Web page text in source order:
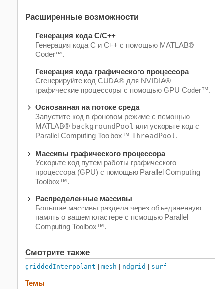
Расширенные возможности
Генерация кода C/C++
Генерация кода C и C++ с помощью MATLAB®
Coder™.
Генерация кода графического процессора
Сгенерируйте код CUDA® для NVIDIA®
графические процессоры с помощью GPU Coder™.
Основанная на потоке среда
Запустите код в фоновом режиме с помощью
MATLAB® backgroundPool или ускорьте код с
Parallel Computing Toolbox™ ThreadPool .
Массивы графического процессора
Ускорьте код путем работы графического
процессора (GPU) с помощью Parallel Computing
Toolbox™.
Распределенные массивы
Большие массивы раздела через объединенную
память о вашем кластере с помощью Parallel
Computing Toolbox™.
Смотрите также
griddedInterpolant | mesh | ndgrid | surf
Темы